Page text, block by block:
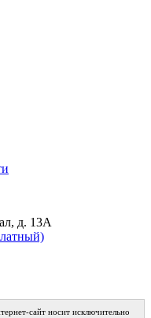
д. 13А
сайт носит исключительно